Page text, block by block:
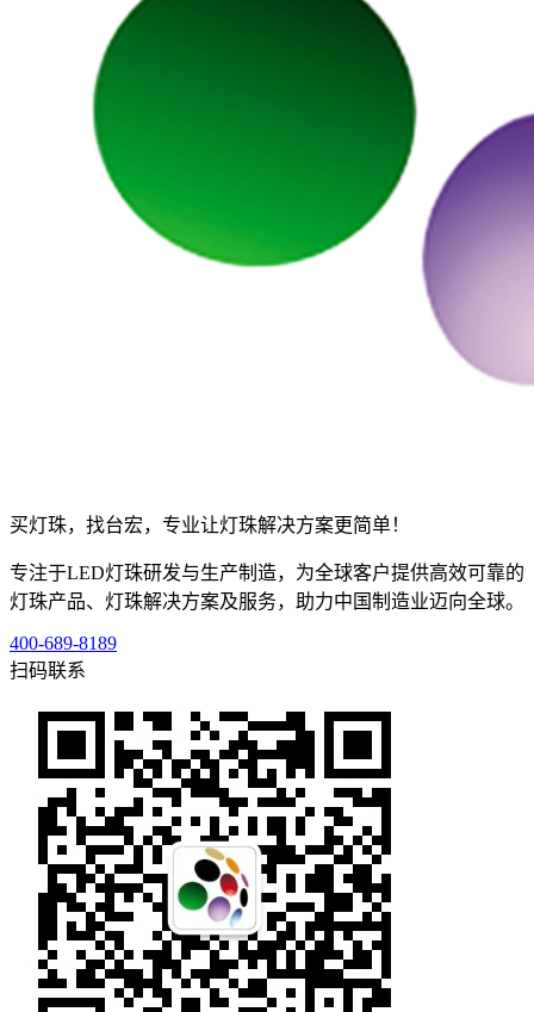
买灯珠，找台宏，专业让灯珠解决方案更简单！
专注于LED灯珠研发与生产制造，为全球客户提供高效可靠的
灯珠产品、灯珠解决方案及服务，助力中国制造业迈向全球。
400-689-8189
扫码联系